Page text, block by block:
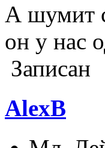
А шумит
он у нас
Записан
AlexB